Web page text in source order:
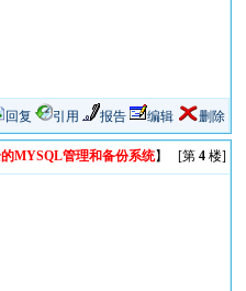
回复 引用 报告 编辑 删除
MYSQL管理和备份系统】 [第 4楼]